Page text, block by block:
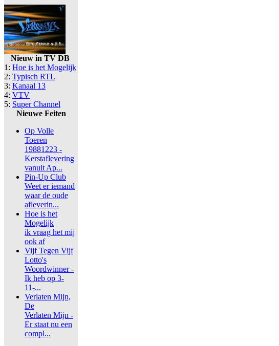
Nieuw in TV DB
1: Hoe is het Mogelijk
2: Typisch RTL
3: Kanaal 13
4: VTV
5: Super Channel
Nieuwe Feiten
Op Volle
Toeren
19881223 -
Kerstaflevering
vanuit Ap...
Pin-Up Club
Weet er iemand
waar de oude
afleverin...
Hoe is het
Mogelijk
ik vraag het mij
ook af
Vijf Tegen Vijf
Lotto's
Woordwinner -
Ik heb op 3-
11-...
Verlaten Mijn,
De
Verlaten Mijn -
Er staat nu een
compl...